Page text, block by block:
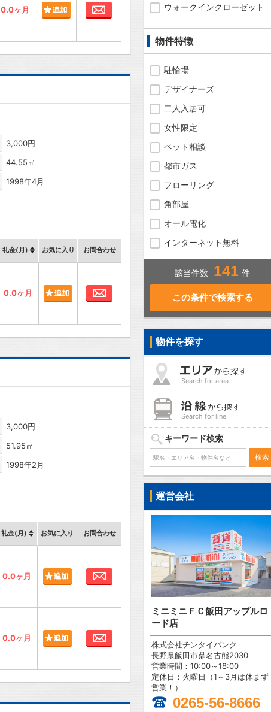
0.0ヶ月 お問合わせ
3,000円
44.55㎡
1998年4月
礼金(月) お気に入り お問合わせ
0.0ヶ月 お問合わせ
3,000円
51.95㎡
1998年2月
礼金(月) お気に入り お問合わせ
0.0ヶ月 お問合わせ
0.0ヶ月 お問合わせ
ウォークインクローゼット
物件特徴
駐輪場
デザイナーズ
二人入居可
女性限定
ペット相談
都市ガス
フローリング
角部屋
オール電化
インターネット無料
該当件数 141 件
物件を探す
Search for area
Search for line
キーワード検索
運営会社
ミニミニＦＣ飯田アップルロ
ード店
株式会社チンタイバンク
長野県飯田市鼎名古熊2030
営業時間：10:00～18:00
定休日：火曜日（1～3月は休まず
営業！）
0265-56-8666